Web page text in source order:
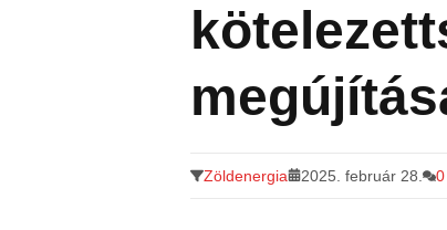
Zöldenergia 2025. február 28. 0